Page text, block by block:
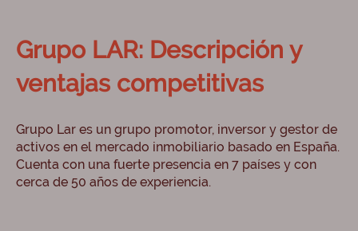
Grupo LAR: Descripción y
ventajas competitivas
Grupo Lar es un grupo promotor, inversor y gestor de
activos en el mercado inmobiliario basado en España.
Cuenta con una fuerte presencia en 7 países y con
cerca de 50 años de experiencia.